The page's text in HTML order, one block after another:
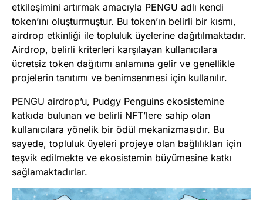
etkileşimini artırmak amacıyla PENGU adlı kendi
token’ını oluşturmuştur. Bu token’ın belirli bir kısmı,
airdrop etkinliği ile topluluk üyelerine dağıtılmaktadır.
Airdrop, belirli kriterleri karşılayan kullanıcılara
ücretsiz token dağıtımı anlamına gelir ve genellikle
projelerin tanıtımı ve benimsenmesi için kullanılır.
PENGU airdrop’u, Pudgy Penguins ekosistemine
katkıda bulunan ve belirli NFT’lere sahip olan
kullanıcılara yönelik bir ödül mekanizmasıdır. Bu
sayede, topluluk üyeleri projeye olan bağlılıkları için
teşvik edilmekte ve ekosistemin büyümesine katkı
sağlamaktadırlar.